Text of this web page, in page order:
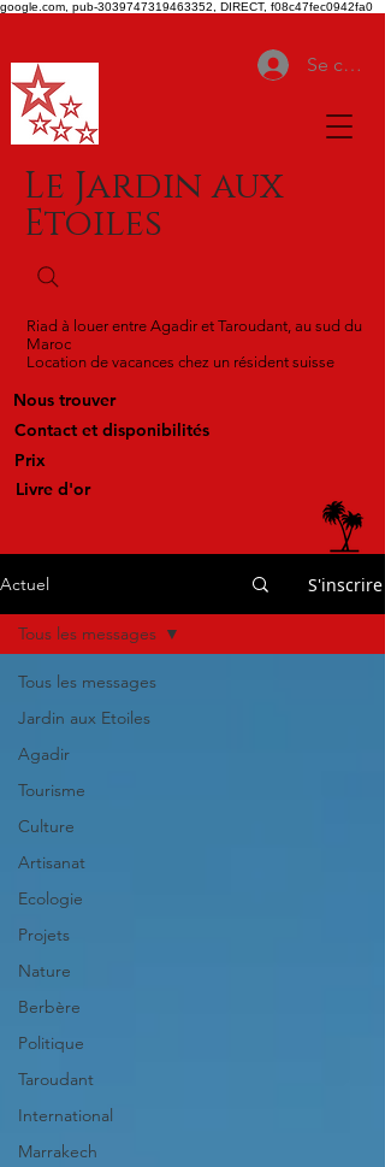
google.com, pub-3039747319463352, DIRECT, f08c47fec0942fa0
Se
Le Jardin aux
Etoiles
Riad à louer entre Agadir et Taroudant, au sud du
Maroc
Location de vacances chez un résident suisse
Nous trouver
Contact et disponibilités
Prix
Livre d'or
Actuel S'inscrire
Tous les messages
Jardin aux Etoiles
Agadir
Tourisme
Culture
Artisanat
Ecologie
Projets
Nature
Berbère
Politique
Taroudant
International
Marrakech
Tous les messages